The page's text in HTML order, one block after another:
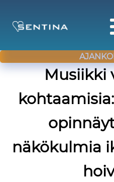
Musiikki
näkökulmia